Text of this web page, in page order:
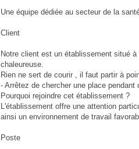
Une équipe dédiée au secteur de la
Client
Notre client est un établissement situé
chaleureuse.
Rien ne sert de courir , il faut partir à
- Arrêtez de chercher une place pendant
Pourquoi rejoindre cet établissement ?
L'établissement offre une attention
ainsi un environnement de travail
Poste